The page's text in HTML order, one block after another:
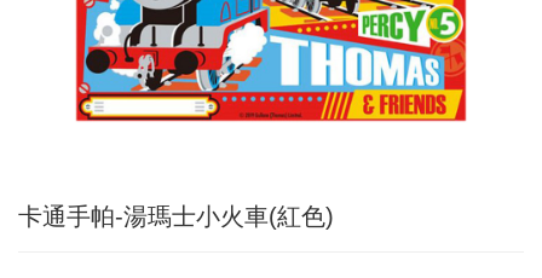
卡通手帕-湯瑪士小火車(紅色)